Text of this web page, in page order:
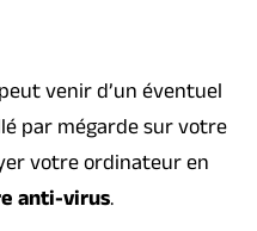
venir d’un éventuel
par mégarde sur votre
votre ordinateur en
anti-virus.